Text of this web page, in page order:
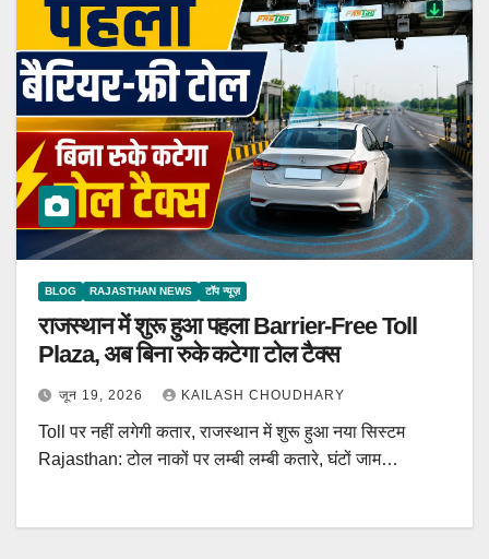
BLOG RAJASTHAN NEWS टॉप न्यूज़
राजस्थान में शुरू हुआ पहला Barrier-Free Toll
Plaza, अब बिना रुके कटेगा टोल टैक्स
जून 19, 2026 KAILASH CHOUDHARY
Toll पर नहीं लगेगी कतार, राजस्थान में शुरू हुआ नया सिस्टम
Rajasthan: टोल नाकों पर लम्बी लम्बी कतारे, घंटों जाम…